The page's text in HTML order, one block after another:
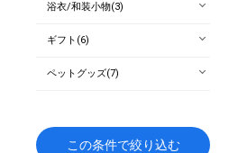
浴衣/和装小物(3)
ギフト(6)
ペットグッズ(7)
この条件で絞り込む